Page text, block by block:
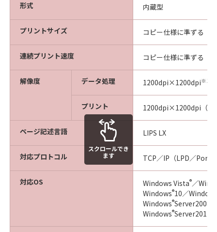
形式 内蔵型
プリントサイズ コピー仕様に準ずる
連続プリント速度 コピー仕様に準ずる
解像度 データ処理 1200dpi×1200dpi※1
プリント 1200dpi×1200dpi（
ページ記述言語 LIPS LX
対応プロトコル TCP／IP（LPD／
対応OS Windows Vista®／
Windows®10／
Windows®Server2008
Windows®Server2012
スクロールでき
ます